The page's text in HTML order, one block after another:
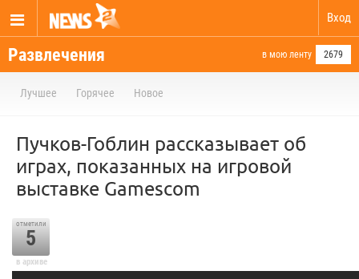
Вход
Развлечения в мою ленту 2679
Лучшее Горячее Новое
Пучков-Гоблин рассказывает об
играх, показанных на игровой
выставке Gamescom
отметили
5
в архиве